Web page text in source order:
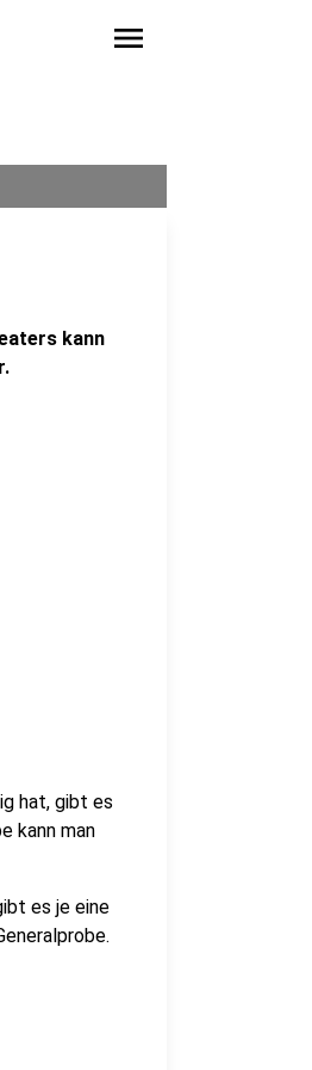
menu
kann
hat, gibt es
kann man
es je eine